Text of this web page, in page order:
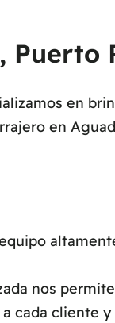
Puerto
en
en
nos
cada cliente